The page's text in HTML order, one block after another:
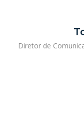
Diretor de